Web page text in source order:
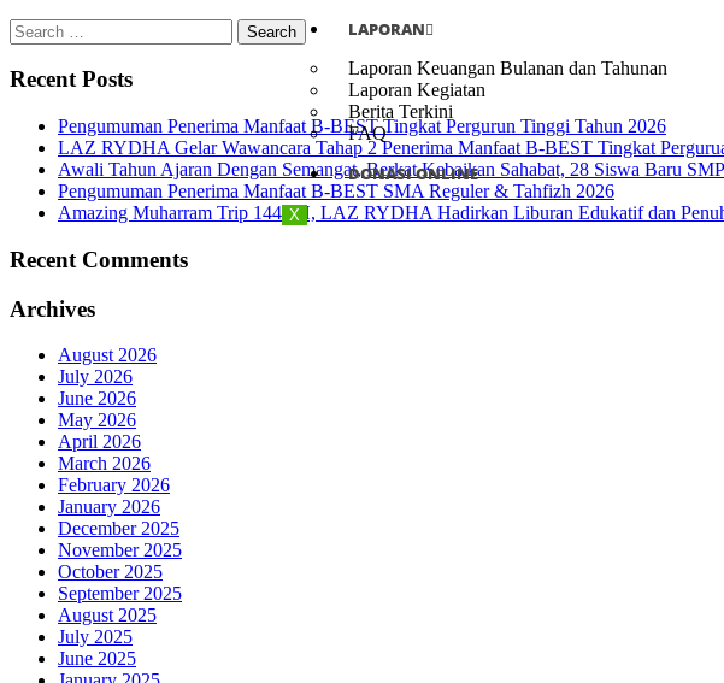
LAPORAN
Laporan Keuangan Bulanan dan Tahunan
Laporan Kegiatan
Berita Terkini
FAQ
DONASI ONLINE
X
Recent Posts
Pengumuman Penerima Manfaat B-BEST Tingkat Pergurun Tinggi Tahun 2026
LAZ RYDHA Gelar Wawancara Tahap 2 Penerima Manfaat B-BEST Tingkat
Awali Tahun Ajaran Dengan Semangat, Berkat Kebaikan Sahabat, 28 Siswa Baru
Pengumuman Penerima Manfaat B-BEST SMA Reguler & Tahfizh 2026
Amazing Muharram Trip 1448 H, LAZ RYDHA Hadirkan Liburan Edukatif dan
Recent Comments
Archives
August 2026
July 2026
June 2026
May 2026
April 2026
March 2026
February 2026
January 2026
December 2025
November 2025
October 2025
September 2025
August 2025
July 2025
June 2025